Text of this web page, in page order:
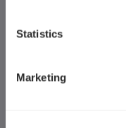
Statistics
Marketing
ス内から発生する騒音
却機能を損なわない様